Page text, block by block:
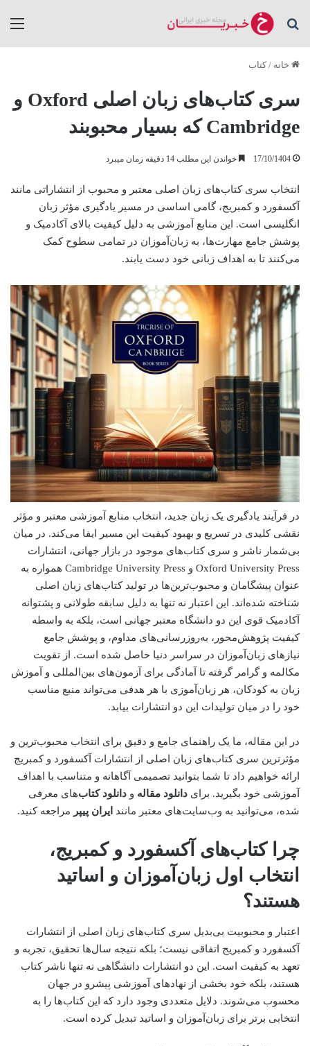
جستجو برای
خانه / کتاب
سری کتاب‌های زبان اصلی Oxford و
Cambridge که بسیار محبوبند
17/10/1404 خواندن این مطلب 14 دقیقه زمان میبرد
انتخاب سری کتاب‌های زبان اصلی معتبر و محبوب از انتشاراتی مانند
آکسفورد و کمبریج، گامی اساسی در مسیر یادگیری مؤثر زبان
انگلیسی است. این منابع آموزشی به دلیل کیفیت بالای آکادمیک و
پوشش جامع مهارت‌ها، به زبان‌آموزان در تمامی سطوح کمک
می‌کنند تا به اهداف زبانی خود دست یابند.
در فرآیند یادگیری یک زبان جدید، انتخاب منابع آموزشی معتبر و مؤثر
نقشی کلیدی در تسریع و بهبود کیفیت این مسیر ایفا می‌کند. در میان
بی‌شمار ناشر و سری کتاب‌های موجود در بازار جهانی، انتشارات
Oxford University Press و Cambridge University Press همواره به
عنوان پیشگامان و محبوب‌ترین‌ها در تولید کتاب‌های زبان اصلی
شناخته شده‌اند. این اعتبار نه تنها به دلیل سابقه طولانی و پشتوانه
آکادمیک قوی این دو دانشگاه معتبر جهانی است، بلکه به واسطه
کیفیت پژوهش‌محور، به‌روزرسانی‌های مداوم، و پوشش جامع
نیازهای زبان‌آموزان در سراسر دنیا حاصل شده است. از تقویت
مکالمه و گرامر گرفته تا آمادگی برای آزمون‌های بین‌المللی و آموزش
زبان به کودکان، هر زبان‌آموزی با هر هدفی می‌تواند منبع مناسب
خود را در میان تولیدات این دو انتشارات بیابد.
در این مقاله، ما یک راهنمای جامع و دقیق برای انتخاب محبوب‌ترین و
مؤثرترین سری کتاب‌های زبان اصلی از انتشارات آکسفورد و کمبریج
ارائه خواهیم داد تا شما بتوانید تصمیمی آگاهانه و متناسب با اهداف
آموزشی خود بگیرید. برای دانلود مقاله و دانلود کتاب‌های معرفی
شده، می‌توانید به وب‌سایت‌های معتبر مانند ایران پیپر مراجعه کنید.
چرا کتاب‌های آکسفورد و کمبریج،
انتخاب اول زبان‌آموزان و اساتید
هستند؟
اعتبار و محبوبیت بی‌بدیل سری کتاب‌های زبان اصلی از انتشارات
آکسفورد و کمبریج اتفاقی نیست؛ بلکه نتیجه سال‌ها تحقیق، تجربه و
تعهد به کیفیت است. این دو انتشارات دانشگاهی نه تنها ناشر کتاب
هستند، بلکه خود بخشی از نهادهای آموزشی پیشرو در جهان
محسوب می‌شوند. دلایل متعددی وجود دارد که این کتاب‌ها را به
انتخابی برتر برای زبان‌آموزان و اساتید تبدیل کرده است.